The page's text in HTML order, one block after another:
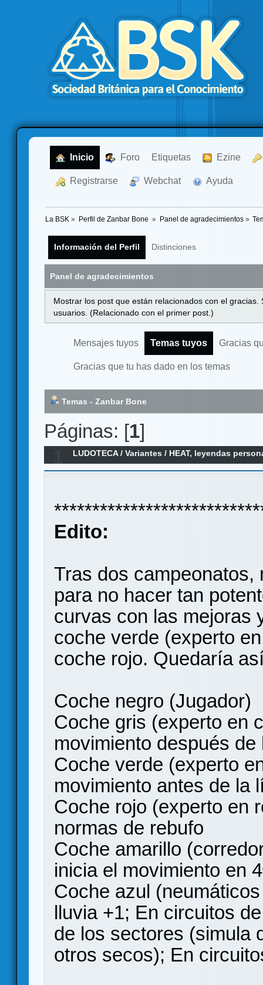
Inicio Foro Etiquetas Ezine
Registrarse Webchat Ayuda
La BSK » Perfil de Zanbar Bone » Panel de agradecimientos»
Información del Perfil Distinciones
Panel de agradecimientos
Mostrar los post que están relacionados con el
usuarios. (Relacionado con el primer post.)
Mensajes tuyos Temas tuyos Gracias
Gracias que tu has dado en los temas
Temas - Zanbar Bone
Páginas: [1]
LUDOTECA/Variantes / HEAT, leyendas
Edito:
Tras dos campeonatos,
para no hacer tan
curvas con las mejoras
coche verde (experto
coche rojo. Quedaría
Coche negro (Jugador)
Coche gris (experto en
movimiento después
Coche verde (experto
movimiento antes de la
Coche rojo (experto en
normas de rebufo
Coche amarillo
inicia el movimiento en
Coche azul
lluvia +1; En circuitos
de los sectores (simula
otros secos); En